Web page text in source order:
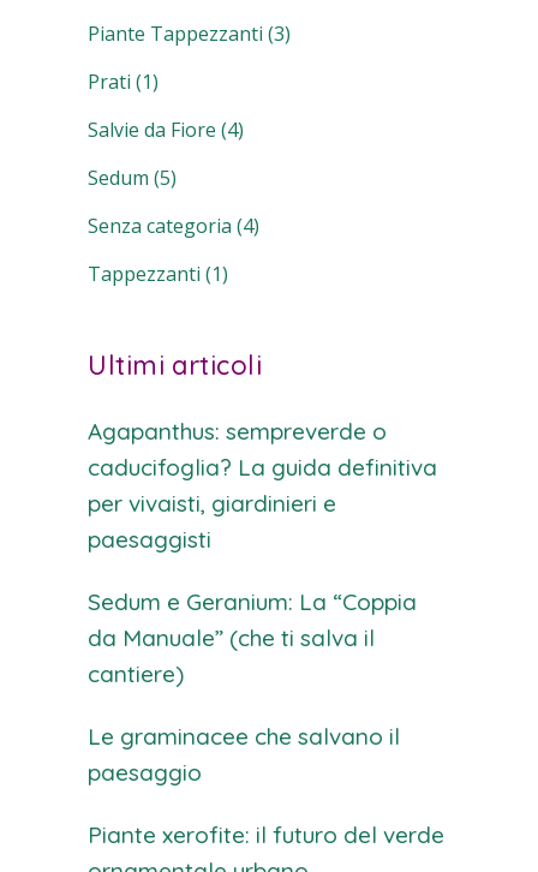
Piante Tappezzanti (3)
Prati (1)
Salvie da Fiore (4)
Sedum (5)
Senza categoria (4)
Tappezzanti (1)
Ultimi articoli
Agapanthus: sempreverde o
caducifoglia? La guida definitiva
per vivaisti, giardinieri e
paesaggisti
Sedum e Geranium: La “Coppia
da Manuale” (che ti salva il
cantiere)
Le graminacee che salvano il
paesaggio
Piante xerofite: il futuro del verde